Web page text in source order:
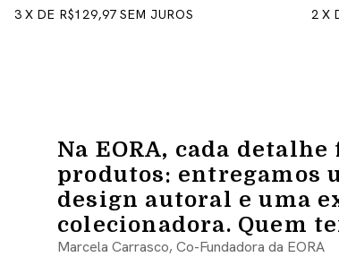
3 XDE R$129,97 SEM JUROS 2 X
Na EORA, cada
produtos: entregamos
design autoral e uma
colecionadora. Quem
Marcela Carrasco, Co-Fundadora da EORA